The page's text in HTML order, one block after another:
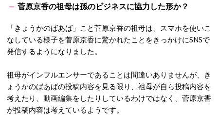
菅原京香の祖母は孫のビジネスに協力した形か？
「きょうかのばあば」こと菅原京香の祖母は、スマホを使いこ
なしている様子を菅原京香に驚かれたことをきっかけにSNSで
発信するようになりました。
祖母がインフルエンサーであることは間違いありませんが、き
ょうかのばあばの投稿内容を見る限り、祖母が自ら投稿内容を
考えたり、動画編集をしたりしているわけではなく、菅原京香
が投稿内容は考えているようです。